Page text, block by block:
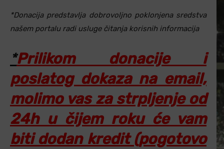
*Donacija predstavlja dobrovoljno poklonjena sredstva
našem portalu radi usluge čitanja korisnih informacija
*Prilikom donacije i
poslatog dokaza na email,
molimo vas za strpljenje od
24h u čijem roku će vam
biti dodan kredit (pogotovo